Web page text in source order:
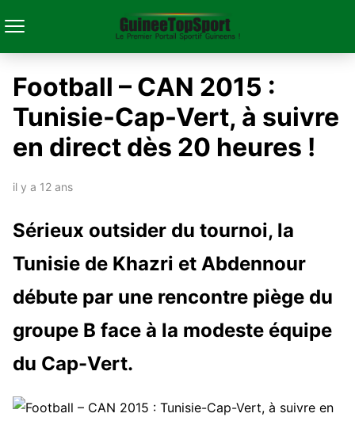
Football – CAN 2015 :
Tunisie-Cap-Vert, à suivre
en direct dès 20 heures !
il y a 12 ans
Sérieux outsider du tournoi, la
Tunisie de Khazri et Abdennour
débute par une rencontre piège du
groupe B face à la modeste équipe
du Cap-Vert.